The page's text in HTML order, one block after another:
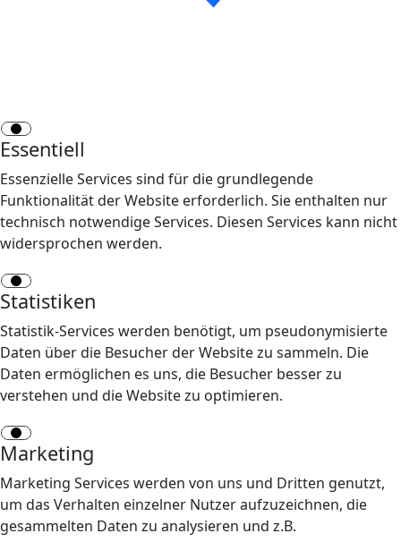
Essentiell
Essenzielle Services sind für die grundlegende
Funktionalität der Website erforderlich. Sie enthalten nur
technisch notwendige Services. Diesen Services kann nicht
widersprochen werden.
Statistiken
Statistik-Services werden benötigt, um pseudonymisierte
Daten über die Besucher der Website zu sammeln. Die
Daten ermöglichen es uns, die Besucher besser zu
verstehen und die Website zu optimieren.
Marketing
Marketing Services werden von uns und Dritten genutzt,
um das Verhalten einzelner Nutzer aufzuzeichnen, die
gesammelten Daten zu analysieren und z.B.